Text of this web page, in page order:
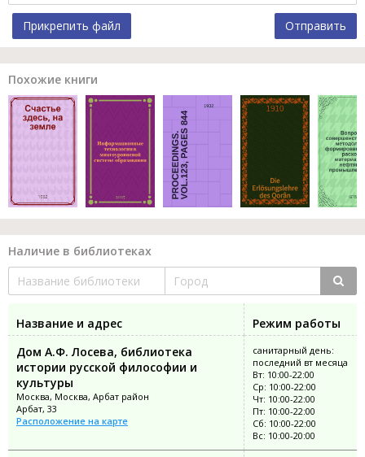
Прикрепить файл Отправить
Похожие книги
Наличие в библиотеках
Название и адрес
Режим работы
Дом А.Ф. Лосева, библиотека
истории русской философии и
культуры
Москва, Москва, Арбат район
Арбат, 33
Расположение на карте
санитарный день:
последний вт месяца
Вт: 10:00-22:00
Ср: 10:00-22:00
Чт: 10:00-22:00
Пт: 10:00-22:00
Сб: 10:00-22:00
Вс: 10:00-20:00